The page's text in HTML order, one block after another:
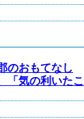
のおもてなし
「気の利いたこ